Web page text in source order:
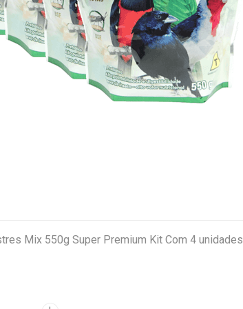
Mix 550g Super Premium Kit Com 4 unidades